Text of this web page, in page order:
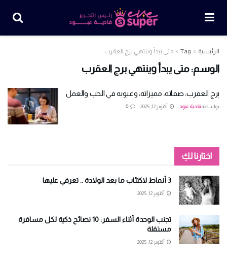
الرئيسية Tag متى يبدأ وينتهي برج العقرب
الوسم:متى يبدأ وينتهي برج العقرب
برج العقرب: صفاته، مميزاته، وعيوبه في الحب والعمل
بواسطةفادية عبود أكتوبر 12, 2025 0
اختارنا لكِ
3 أنماط لاكتئاب ما بعد الولادة .. تعرفي عليها
أكتوبر 12, 2025
تجنب الوحدة أثناء السفر: 10 نصائح ذكية لكل مسافرة
مستقلة
أكتوبر 12, 2025